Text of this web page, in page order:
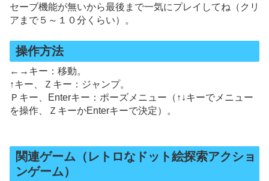
セーブ機能が無いから最後まで一気にプレイしてね（クリ
アまで５～１０分くらい）。
操作方法
←→キー：移動。
↑キー、Ｚキー：ジャンプ。
Ｐキー、Enterキー：ポーズメニュー（↑↓キーでメニュー
を操作、ＺキーかEnterキーで決定）。
関連ゲーム（レトロなドット絵探索アクショ
ンゲーム）